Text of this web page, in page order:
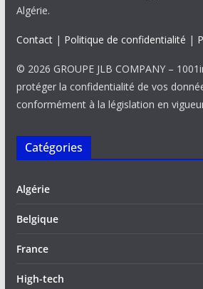
Algérie.
Contact| Politique de confidentialité |
© 2026 GROUPE JLB COMPANY –
protéger la confidentialité de vos
conformément à la législation en
Catégories
Algérie
Belgique
France
High-tech